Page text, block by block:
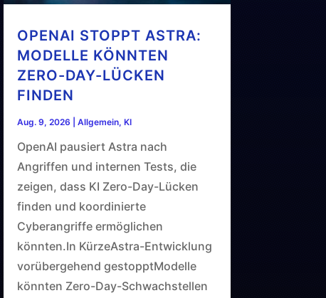
OPENAI STOPPT ASTRA:
MODELLE KÖNNTEN
ZERO-DAY-LÜCKEN
FINDEN
Aug. 9, 2026 Allgemein, KI
OpenAI pausiert Astra nach
Angriffen und internen Tests, die
zeigen, dass KI Zero-Day-Lücken
finden und koordinierte
Cyberangriffe ermöglichen
könnten.In KürzeAstra-Entwicklung
vorübergehend gestopptModelle
könnten Zero-Day-Schwachstellen